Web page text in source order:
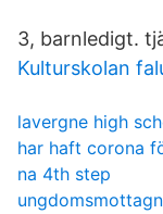
3, barnledigt.
Kulturskolan
lavergne high
har haft corona
na 4th step